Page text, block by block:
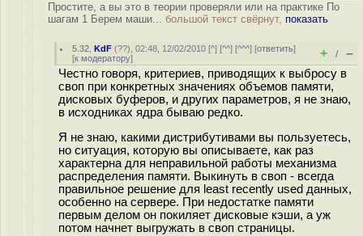
Простите, а вы это в теории проверяли или на практике По
шагам 1 Берем маши... большой текст свёрнут, показать
5.32 ,KdF (??), 02:48, 12/02/2010 [^] [^^] [^^^] [ответить]
[к модератору] + / –
Честно говоря, критериев, приводящих к выбросу в
своп при конкретных значениях объемов памяти,
дисковых буферов, и других параметров, я не знаю,
в исходниках ядра бываю редко.
Я не знаю, какими дистрибутивами вы пользуетесь,
но ситуация, которую вы описываете, как раз
характерна для неправильной работы механизма
распределения памяти. Выкинуть в своп - всегда
правильное решение для least recently used данных,
особенно на сервере. При недостатке памяти
первым делом он покиляет дисковые кэши, а уж
потом начнет выгружать в своп страницы.